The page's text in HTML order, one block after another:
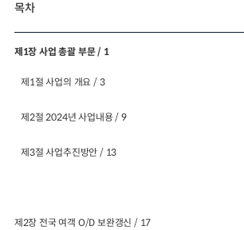
목차
제1장 사업 총괄 부문 / 1
제1절 사업의 개요 / 3
제2절 2024년 사업내용 / 9
제3절 사업추진방안 / 13
제2장 전국 여객 O/D 보완갱신 / 17
2024년 국가교통조사 및 분석
요약보고서
전국여객OD 여객통행량
교통수요예측
2024.12.31